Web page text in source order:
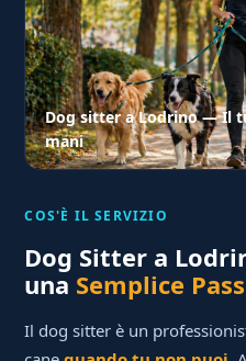
Dog sitter a Lodrino — Il
mani
COS'È IL SERVIZIO
Dog Sitter a
una Semplice
Il dog sitter è un